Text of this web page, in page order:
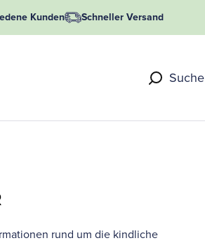
Kunden SchnellerVersand
Suche
rund um die kindliche